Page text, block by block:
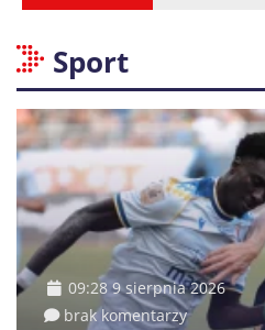
Sport
09:28 9 sierpnia 2026
brak komentarzy